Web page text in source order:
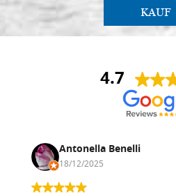
KAUF
4.7
Antonella Benelli
18/12/2025